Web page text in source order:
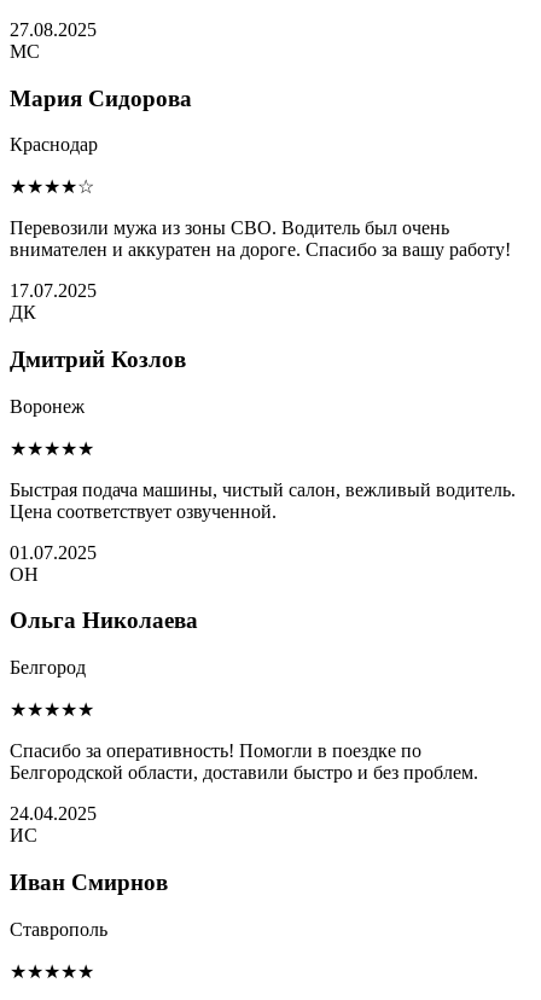
27.08.2025
МС
Мария Сидорова
Краснодар
★★★★☆
Перевозили мужа из зоны СВО. Водитель был очень
внимателен и аккуратен на дороге. Спасибо за вашу работу!
17.07.2025
ДК
Дмитрий Козлов
Воронеж
★★★★★
Быстрая подача машины, чистый салон, вежливый водитель.
Цена соответствует озвученной.
01.07.2025
ОН
Ольга Николаева
Белгород
★★★★★
Спасибо за оперативность! Помогли в поездке по
Белгородской области, доставили быстро и без проблем.
24.04.2025
ИС
Иван Смирнов
Ставрополь
★★★★★